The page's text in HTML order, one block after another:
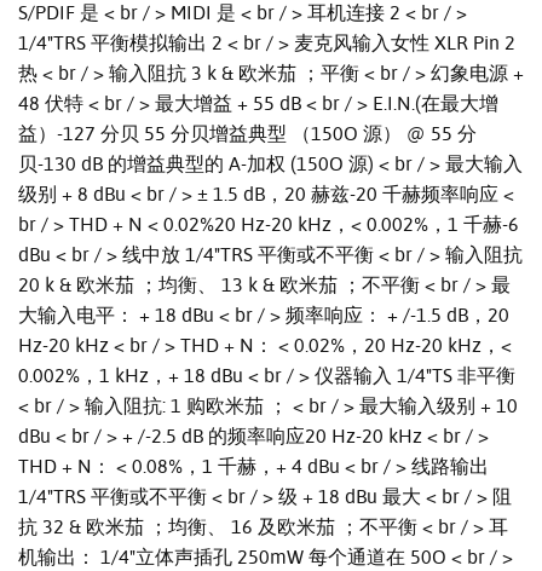
S/PDIF 是 < br / > MIDI 是 < br / > 耳机连接 2 < br / >
1/4"TRS 平衡模拟输出 2 < br / > 麦克风输入女性 XLR Pin 2
热 < br / > 输入阻抗 3 k & 欧米茄 ；平衡 < br / > 幻象电源 +
48 伏特 < br / > 最大增益 + 55 dB < br / > E.I.N.(在最大增
益）-127 分贝 55 分贝增益典型 （150O 源） @ 55 分
贝-130 dB 的增益典型的 A-加权 (150O 源) < br / > 最大输入
级别 + 8 dBu < br / > ± 1.5 dB，20 赫兹-20 千赫频率响应 <
br / > THD + N < 0.02%20 Hz-20 kHz，< 0.002%，1 千赫-6
dBu < br / > 线中放 1/4"TRS 平衡或不平衡 < br / > 输入阻抗
20 k & 欧米茄 ；均衡、 13 k & 欧米茄 ；不平衡 < br / > 最
大输入电平： + 18 dBu < br / > 频率响应： + /-1.5 dB，20
Hz-20 kHz < br / > THD + N： < 0.02%，20 Hz-20 kHz，<
0.002%，1 kHz，+ 18 dBu < br / > 仪器输入 1/4"TS 非平衡
< br / > 输入阻抗: 1 购欧米茄 ； < br / > 最大输入级别 + 10
dBu < br / > + /-2.5 dB 的频率响应20 Hz-20 kHz < br / >
THD + N： < 0.08%，1 千赫，+ 4 dBu < br / > 线路输出
1/4"TRS 平衡或不平衡 < br / > 级 + 18 dBu 最大 < br / > 阻
抗 32 & 欧米茄 ；均衡、 16 及欧米茄 ；不平衡 < br / > 耳
机输出： 1/4"立体声插孔 250mW 每个通道在 50O < br / >